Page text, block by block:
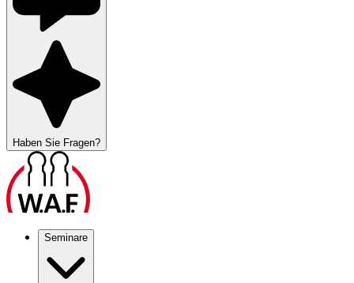
Haben Sie Fragen?
Seminare